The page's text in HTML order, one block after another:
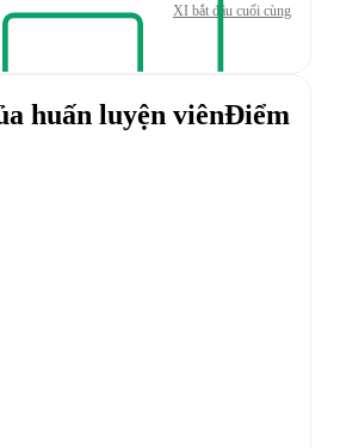
XI bắt đầu cuối cùng
huấn luyện viênĐiểm